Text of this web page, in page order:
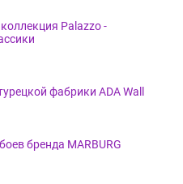
Palazzo -
фабрики ADA Wall
бренда MARBURG